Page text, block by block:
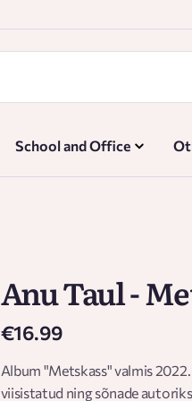
School and Office
Anu Taul -
€16.99
Album "Metskass" valmis
viisistatud ning sõnade